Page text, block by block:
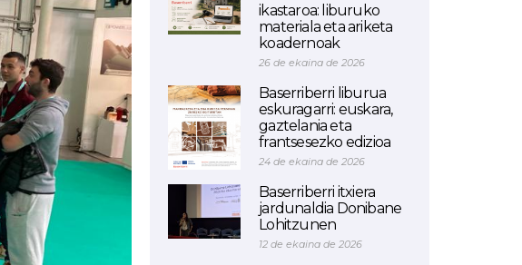
ikastaroa: liburuko
materiala eta ariketa
koadernoak
26 de ekaina de 2026
Baserriberri liburua
eskuragarri: euskara,
gaztelania eta
frantsesezko edizioa
24 de ekaina de 2026
Baserriberri itxiera
jardunaldia Donibane
Lohitzunen
12 de ekaina de 2026